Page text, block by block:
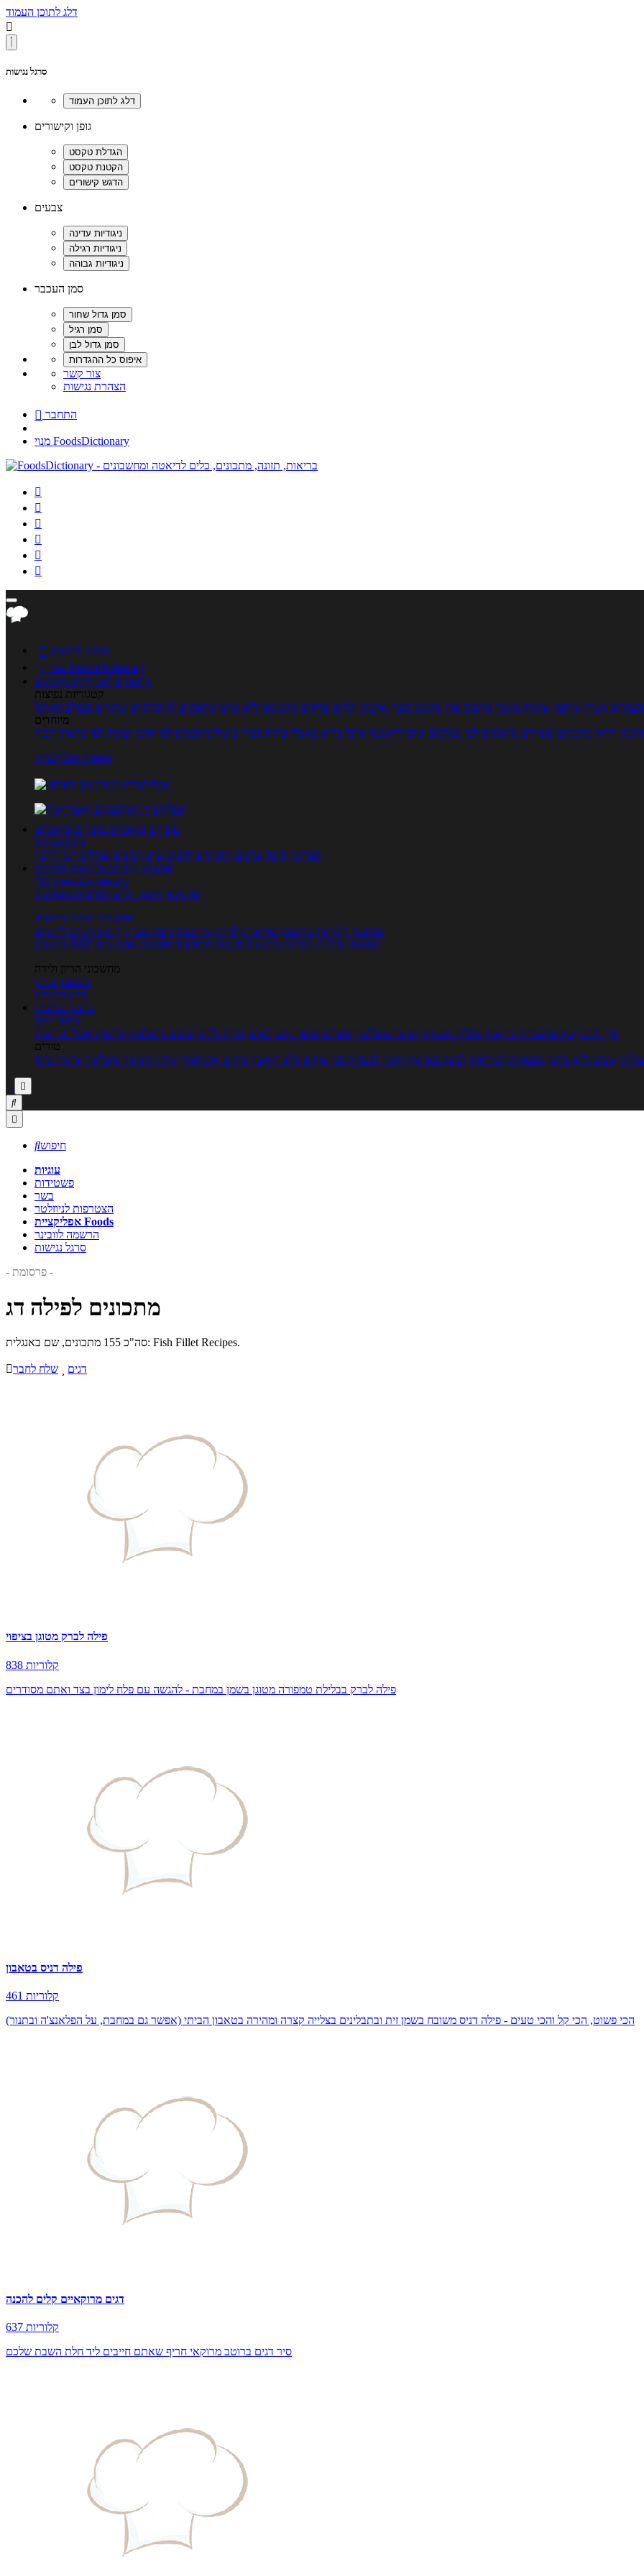
דלג לתוכן העמוד

סרגל נגישות
גופן וקישורים
צבעים
סמן העכבר
צור קשר
הצהרת נגישות
 התחבר
מנוי FoodsDictionary






 כניסה לחשבון

מנוי FoodsDictionary
מתכונים קטגוריות מתכונים
קטגוריות נפוצות
אפייה מוקפץ עוגיות פסטה מתכוני עוף מתכוני בשר מתכוני ילדים מרקים מתכונים ללא גלוטן מתכונים לסוכרתיים טרנדים בעולם האוכל
מיוחדים
וידאו מתכונים עשירים מתכונים לפי מצרכים אוכל דיאטטי אוכל בריא מאכלי עדות ספרי בישול מתכונים לפי חגים ועונות לפי שיטות הכנה
אפליקציית Foods
מוצרים ומאכלים מוצרים ומאכלים
מילון האוכל
תפריטי תזונה ערכים תזונתיים חיפוש ע"פ רכיבים מכילים הכי הרבה
מחשבון קלוריות מחשבון קלוריות
מנוי FoodsDictionary
5 ימי ניסיון חינם - לחצו לפרטים נוספים
מחשבוני תזונה ובריאות
מחשבון קלוריות מחשבון שריפת קלוריות מחשבון דופק מטרה יחס מותניים לירכיים
מחשבון BMI
מחשבון צריכת קלוריות מחשבון מינונים מומלצים מחשבון אחוז שומן
מחשבוני הריון ולידה
מחשבון הריון
מחשבון ביוץ
כתבות כתבות
ערוצי תוכן
איך להכין בית ומשפחה בריאות מחלות ובעיות רפואה משלימה ספורט וכושר גופני נשים, הריון ולידה טיפים והמלצות חדשות אוכל ובריאות
טורים
טעים ללא גלוטן טבעונות לבריאות לבשל כמו שף תזונה לבטן רגועה מרזים ללא דיאטה מזיזים את הגוף הרזיה ורפואה משלימה גורמה ביתי



חיפוש
עוגיות
פשטידות
בשר
הצטרפות לניוזלטר
אפליקציית Foods
הרשמה לוובינר
סרגל נגישות
- פרסומת -
מתכונים לפילה דג
סה"כ 155 מתכונים, שם באנגלית: Fish Fillet Recipes.
שלח לחבר דגים
פילה לברק מטוגן בציפוי
838 קלוריות
פילה לברק בבלילת טמפורה מטוגן בשמן במחבת - להגשה עם פלח לימון בצד ואתם מסודרים
פילה דניס בטאבון
461 קלוריות
הכי פשוט, הכי קל והכי טעים - פילה דניס משובח בשמן זית ובתבלינים בצלייה קצרה ומהירה בטאבון הביתי (אפשר גם במחבת, על הפלאנצ'ה ובתנור)
דגים מרוקאיים קלים להכנה
637 קלוריות
סיר דגים ברוטב מרוקאי חריף שאתם חייבים ליד חלת השבת שלכם